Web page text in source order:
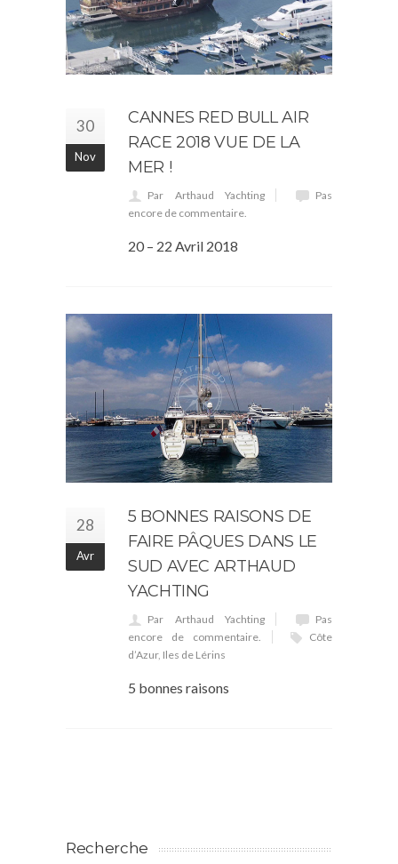
30
Nov
CANNES RED BULL AIR
RACE 2018 VUE DE LA
MER !
Par Arthaud Yachting
Pas
encore de commentaire.
20 – 22 Avril 2018
28
Avr
5 BONNES RAISONS DE
FAIRE PÂQUES DANS LE
SUD AVEC ARTHAUD
YACHTING
Par Arthaud Yachting
Pas
encore de commentaire.
Côte
d’Azur, Iles de Lérins
5 bonnes raisons
Recherche